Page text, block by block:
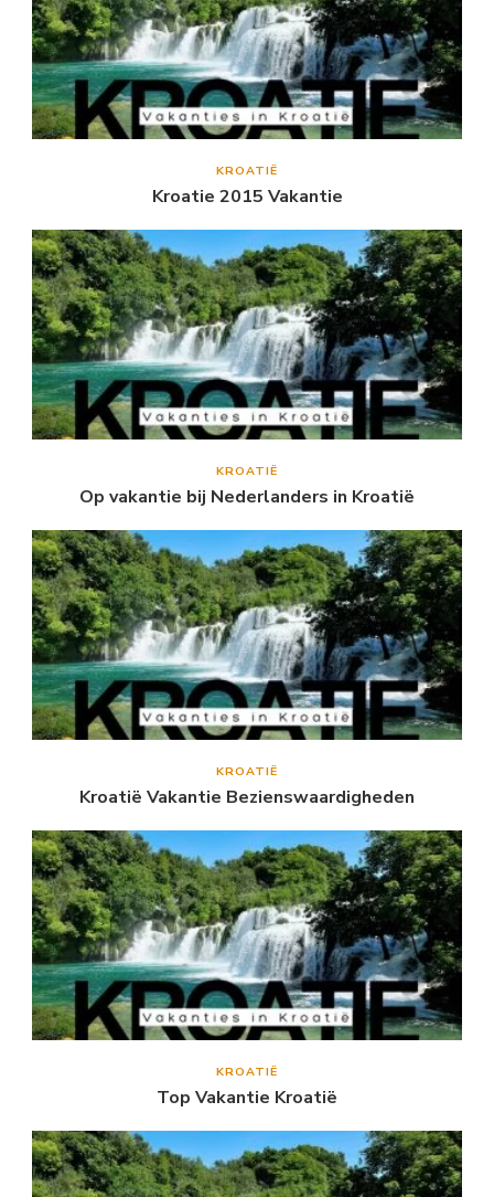
KROATIË
Kroatie 2015 Vakantie
KROATIË
Op vakantie bij Nederlanders in Kroatië
KROATIË
Kroatië Vakantie Bezienswaardigheden
KROATIË
Top Vakantie Kroatië